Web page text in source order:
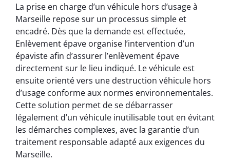
La prise en charge d’un véhicule hors d’usage à
Marseille repose sur un processus simple et
encadré. Dès que la demande est effectuée,
Enlèvement épave organise l’intervention d’un
épaviste afin d’assurer l’enlèvement épave
directement sur le lieu indiqué. Le véhicule est
ensuite orienté vers une destruction véhicule hors
d’usage conforme aux normes environnementales.
Cette solution permet de se débarrasser
légalement d’un véhicule inutilisable tout en évitant
les démarches complexes, avec la garantie d’un
traitement responsable adapté aux exigences du
Marseille.